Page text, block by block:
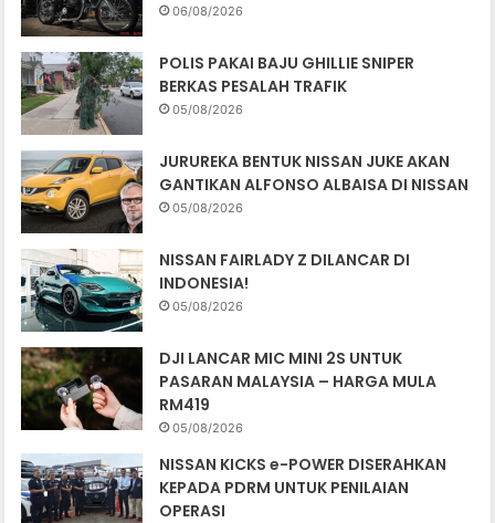
06/08/2026
POLIS PAKAI BAJU GHILLIE SNIPER
BERKAS PESALAH TRAFIK
05/08/2026
JURUREKA BENTUK NISSAN JUKE AKAN
GANTIKAN ALFONSO ALBAISA DI NISSAN
05/08/2026
NISSAN FAIRLADY Z DILANCAR DI
INDONESIA!
05/08/2026
DJI LANCAR MIC MINI 2S UNTUK
PASARAN MALAYSIA – HARGA MULA
RM419
05/08/2026
NISSAN KICKS e-POWER DISERAHKAN
KEPADA PDRM UNTUK PENILAIAN
OPERASI